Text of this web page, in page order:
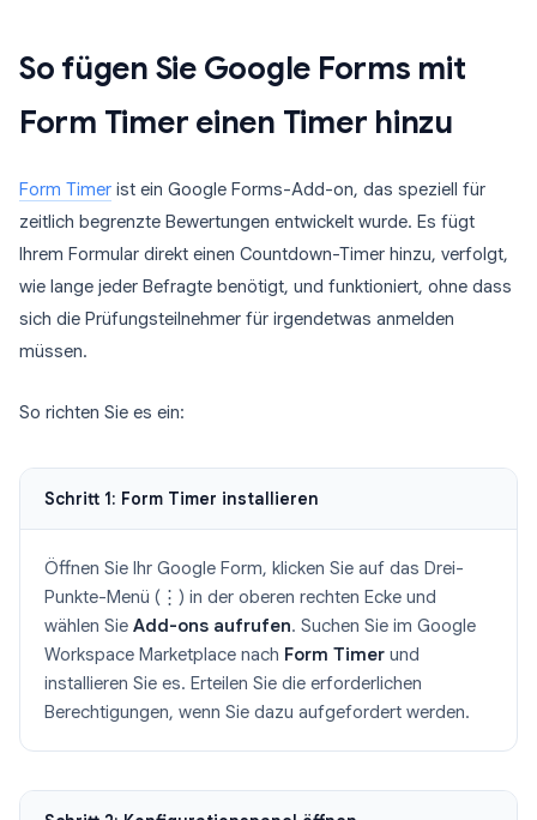
So fügen Sie Google Forms mit
Form Timer einen Timer hinzu
Form Timer ist ein Google Forms-Add-on, das speziell für
zeitlich begrenzte Bewertungen entwickelt wurde. Es fügt
Ihrem Formular direkt einen Countdown-Timer hinzu, verfolgt,
wie lange jeder Befragte benötigt, und funktioniert, ohne dass
sich die Prüfungsteilnehmer für irgendetwas anmelden
müssen.
So richten Sie es ein:
Schritt 1: Form Timer installieren
Öffnen Sie Ihr Google Form, klicken Sie auf das Drei-
Punkte-Menü (⋮) in der oberen rechten Ecke und
wählen Sie Add-ons aufrufen. Suchen Sie im Google
Workspace Marketplace nach Form Timer und
installieren Sie es. Erteilen Sie die erforderlichen
Berechtigungen, wenn Sie dazu aufgefordert werden.